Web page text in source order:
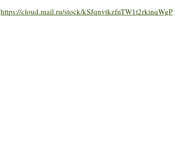
https://cloud.mail.ru/stock/kSJqnvtkzfnTW1t2rkinqWgP